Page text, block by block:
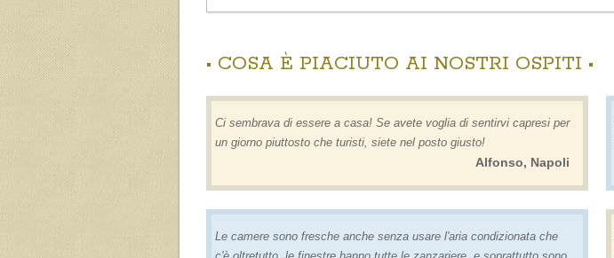
• COSA È PIACIUTO AI NOSTRI OSPITI •
Ci sembrava di essere a casa! Se avete voglia di sentirvi capresi per
un giorno piuttosto che turisti, siete nel posto giusto!
Alfonso, Napoli
Le camere sono fresche anche senza usare l'aria condizionata che